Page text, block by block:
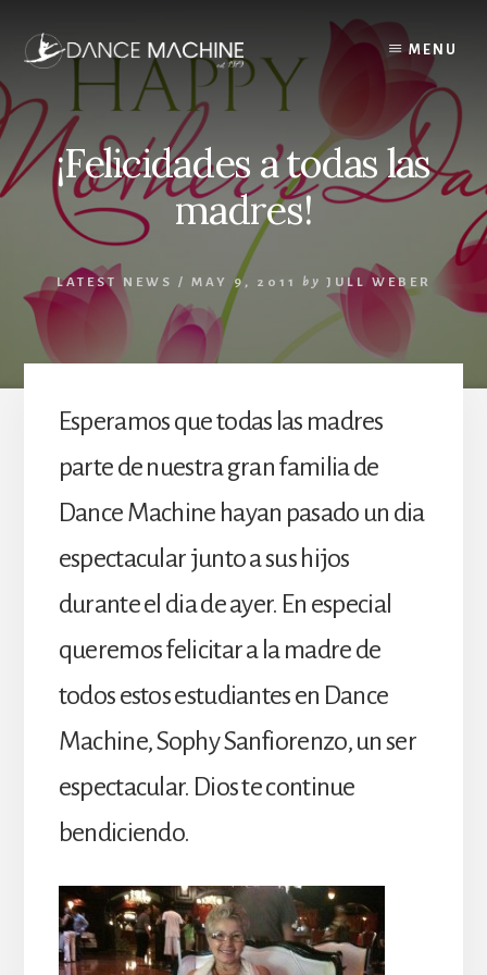
content
MENU
¡Felicidades a todas las
madres!
LATEST NEWS / MAY 9, 2011 by JULL WEBER
Esperamos que todas las madres
parte de nuestra gran familia de
Dance Machine hayan pasado un dia
espectacular junto a sus hijos
durante el dia de ayer. En especial
queremos felicitar a la madre de
todos estos estudiantes en Dance
Machine, Sophy Sanfiorenzo, un ser
espectacular. Dios te continue
bendiciendo.